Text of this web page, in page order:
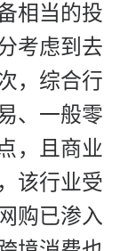
相当的投
考虑到去
，综合行
、一般零
，且商业
该行业受
购已渗入